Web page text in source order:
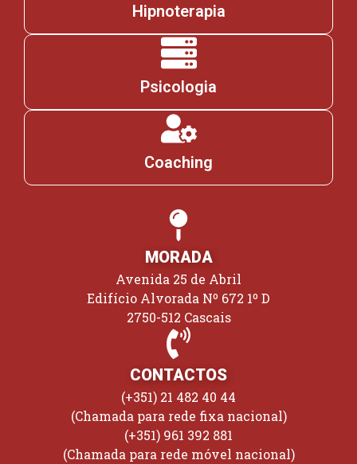
Hipnoterapia
Psicologia
Coaching
MORADA
Avenida 25 de Abril
Edifício Alvorada Nº 672 1º D
2750-512 Cascais
CONTACTOS
(+351) 21 482 40 44
(Chamada para rede fixa nacional)
(+351) 961 392 881
(Chamada para rede móvel nacional)